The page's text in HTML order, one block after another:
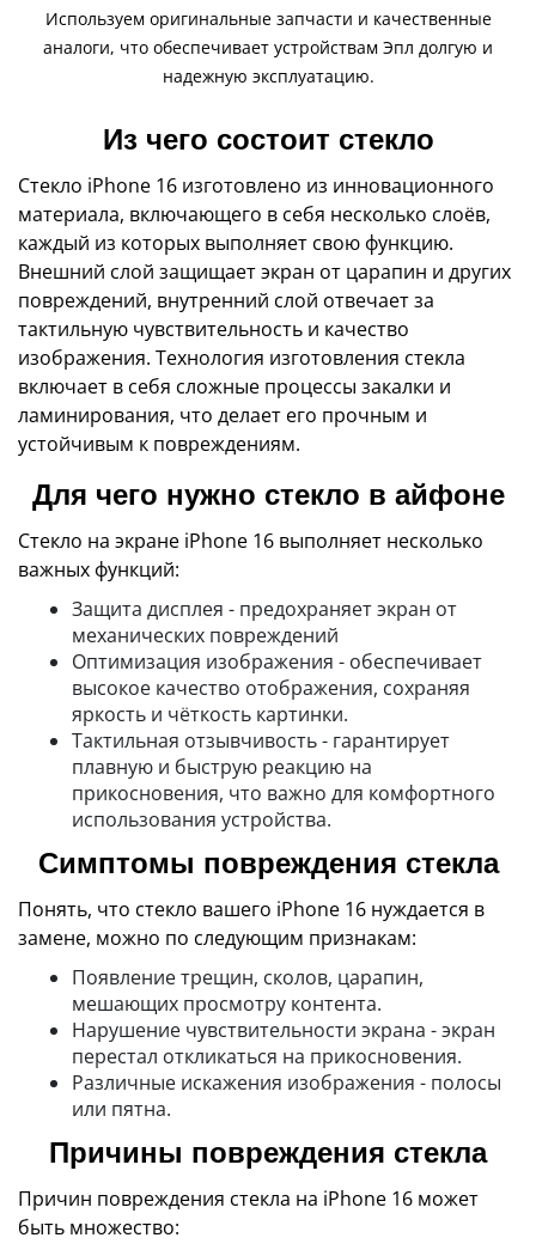
Используем оригинальные запчасти и качественные
аналоги, что обеспечивает устройствам Эпл долгую и
надежную эксплуатацию.
Из чего состоит стекло
Стекло iPhone 16 изготовлено из инновационного
материала, включающего в себя несколько слоёв,
каждый из которых выполняет свою функцию.
Внешний слой защищает экран от царапин и других
повреждений, внутренний слой отвечает за
тактильную чувствительность и качество
изображения. Технология изготовления стекла
включает в себя сложные процессы закалки и
ламинирования, что делает его прочным и
устойчивым к повреждениям.
Для чего нужно стекло в айфоне
Стекло на экране iPhone 16 выполняет несколько
важных функций:
Защита дисплея - предохраняет экран от
механических повреждений
Оптимизация изображения - обеспечивает
высокое качество отображения, сохраняя
яркость и чёткость картинки.
Тактильная отзывчивость - гарантирует
плавную и быструю реакцию на
прикосновения, что важно для комфортного
использования устройства.
Симптомы повреждения стекла
Понять, что стекло вашего iPhone 16 нуждается в
замене, можно по следующим признакам:
Появление трещин, сколов, царапин,
мешающих просмотру контента.
Нарушение чувствительности экрана - экран
перестал откликаться на прикосновения.
Различные искажения изображения - полосы
или пятна.
Причины повреждения стекла
Причин повреждения стекла на iPhone 16 может
быть множество: